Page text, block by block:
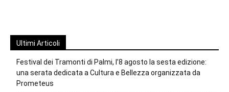
Ultimi Articoli
Festival dei Tramonti di Palmi, l’8 agosto la sesta edizione:
una serata dedicata a Cultura e Bellezza organizzata da
Prometeus